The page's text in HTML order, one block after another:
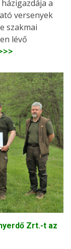
a
versenyek
szakmai
lévő
Zrt.-t az